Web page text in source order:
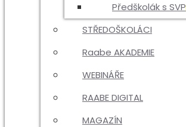
Předškolák s SVP
STŘEDOŠKOLÁCI
Raabe AKADEMIE
WEBINÁŘE
RAABE DIGITAL
MAGAZÍN